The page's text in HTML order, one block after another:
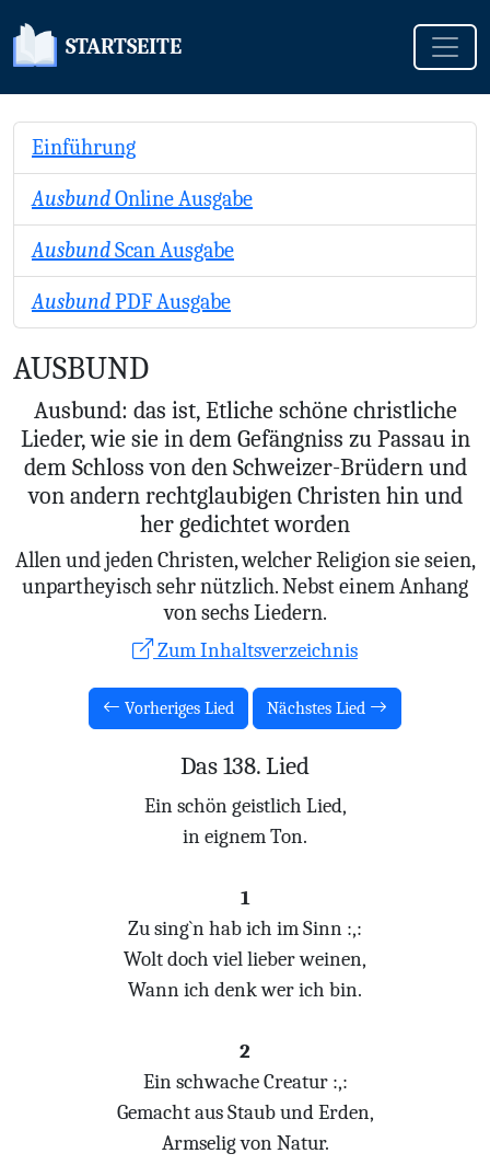
STARTSEITE
Einführung
AusbundOnline Ausgabe
AusbundScan Ausgabe
AusbundPDF Ausgabe
AUSBUND
Ausbund: das ist, Etliche schöne christliche
Lieder, wie sie in dem Gefängniss zu Passau in
dem Schloss von den Schweizer-Brüdern und
von andern rechtglaubigen Christen hin und
her gedichtet worden
Allen und jeden Christen, welcher Religion sie seien,
unpartheyisch sehr nützlich. Nebst einem Anhang
von sechs Liedern.
Zum Inhaltsverzeichnis
Vorheriges Lied Nächstes Lied
Das 138. Lied
Ein schön geistlich Lied,
in eignem Ton.
1
Zu sing`n hab ich im Sinn :,:
Wolt doch viel lieber weinen,
Wann ich denk wer ich bin.
2
Ein schwache Creatur :,:
Gemacht aus Staub und Erden,
Armselig von Natur.